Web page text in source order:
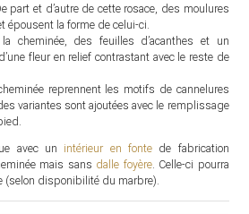
part et d’autre de cette rosace, des moulures
épousent la forme de celui-ci.
cheminée, des feuilles d’acanthes et un
fleur en relief contrastant avec le reste de
reprennent les motifs de cannelures
variantes sont ajoutées avec le remplissage
avec un intérieur en fontede fabrication
mais sans dalle foyère. Celle-ci pourra
(selon disponibilité du marbre).